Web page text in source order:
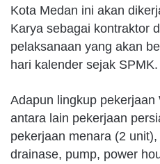
Kota Medan ini akan
Karya sebagai kontraktor
pelaksanaan yang akan
hari kalender sejak SPMK.
Adapun lingkup
antara lain pekerjaan
pekerjaan menara (2
drainase, pump, power